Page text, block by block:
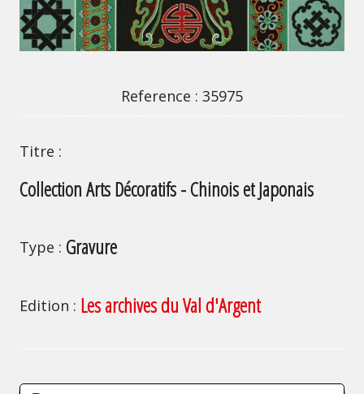
Reference
35975
Titre
Collection Arts Décoratifs - Chinois et Japonais
Type Gravure
Edition Les archives du Val d'Argent